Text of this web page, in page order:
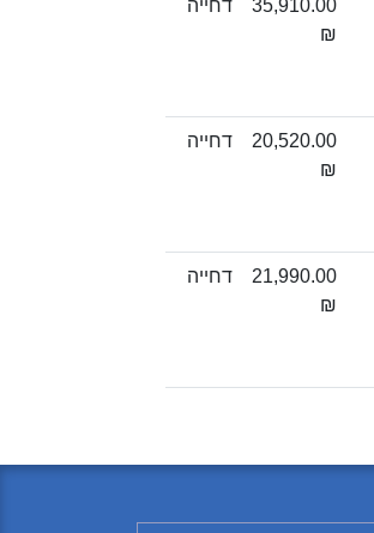
35,910.00
₪
דחייה
20,520.00
₪
דחייה
21,990.00
₪
דחייה